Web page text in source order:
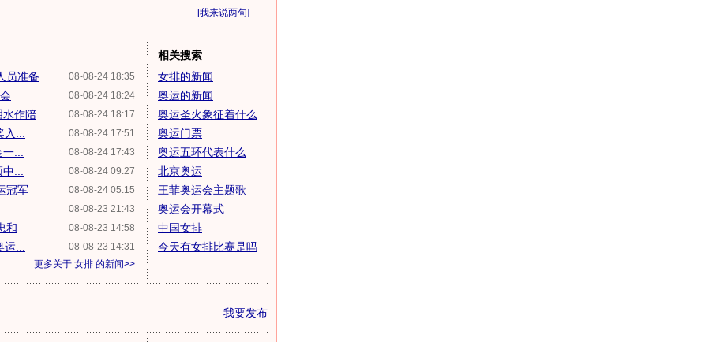
[我来说两句]
08-08-24 18:35
员准备
08-08-24 18:24
08-08-24 18:17
水作陪
08-08-24 17:51
...
08-08-24 17:43
...
08-08-24 09:27
...
08-08-24 05:15
冠军
08-08-23 21:43
08-08-23 14:58
和
08-08-23 14:31
...
更多关于 女排 的新闻>>
相关搜索
女排的新闻
奥运的新闻
奥运圣火象征着什么
奥运门票
奥运五环代表什么
北京奥运
王菲奥运会主题歌
奥运会开幕式
中国女排
今天有女排比赛是吗
我要发布